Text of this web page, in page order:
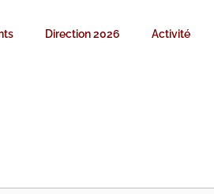
Direction 2026 Activité